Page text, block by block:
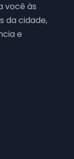
você às
da cidade,
e